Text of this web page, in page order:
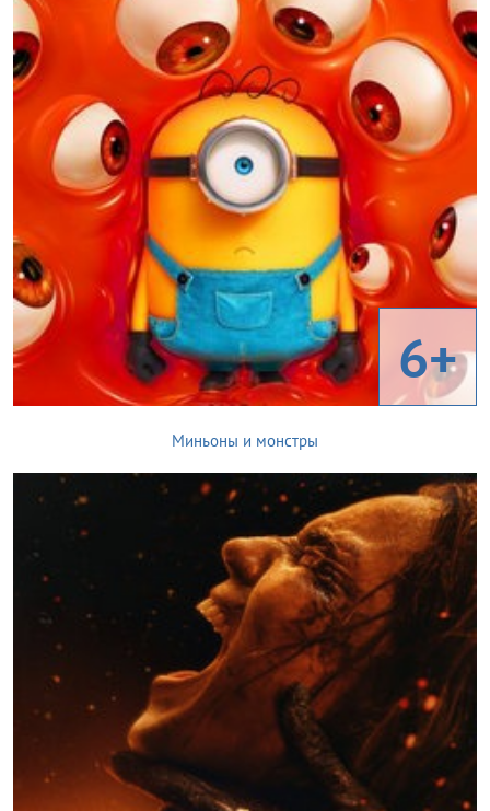
6+
Миньоны и монстры